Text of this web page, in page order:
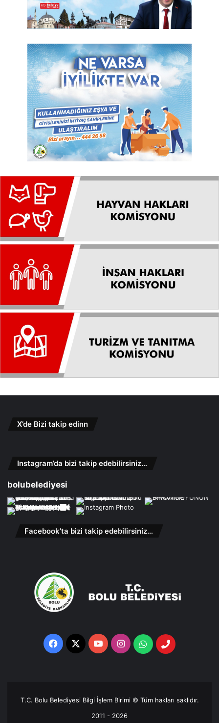
X’de Bizi takip edinn
Instagram’da bizi takip edebilirsiniz…
bolubelediyesi
Facebook’ta bizi takip edebilirsiniz…
Facebook
X YouTubeInstagramWhatsappTelefon
T.C. Bolu Belediyesi Bilgi İşlem Birimi © Tüm hakları saklıdır.
2011 - 2026